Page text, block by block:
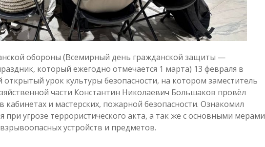
обороны (Всемирный день гражданской защиты —
который ежегодно отмечается 1 марта) 13 февраля в
урок культуры безопасности, на котором заместитель
части Константин Николаевич Большаков провёл
кабинетах и мастерских, пожарной безопасности. Ознакомил
угрозе террористического акта, а так же с основными мерами
устройств и предметов.